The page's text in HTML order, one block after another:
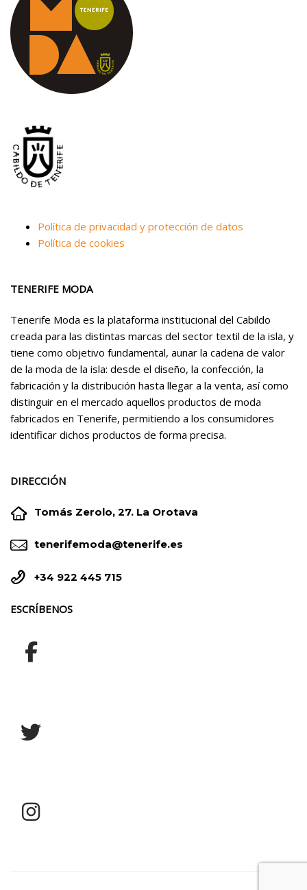
Política de privacidad y protección de datos
Política de cookies
TENERIFE MODA
Tenerife Moda es la plataforma institucional del Cabildo
creada para las distintas marcas del sector textil de la isla, y
tiene como objetivo fundamental, aunar la cadena de valor
de la moda de la isla: desde el diseño, la confección, la
fabricación y la distribución hasta llegar a la venta, así como
distinguir en el mercado aquellos productos de moda
fabricados en Tenerife, permitiendo a los consumidores
identificar dichos productos de forma precisa.
DIRECCIÓN

 Tomás Zerolo, 27. La Orotava

 tenerifemoda@tenerife.es

 +34 922 445 715
ESCRÍBENOS